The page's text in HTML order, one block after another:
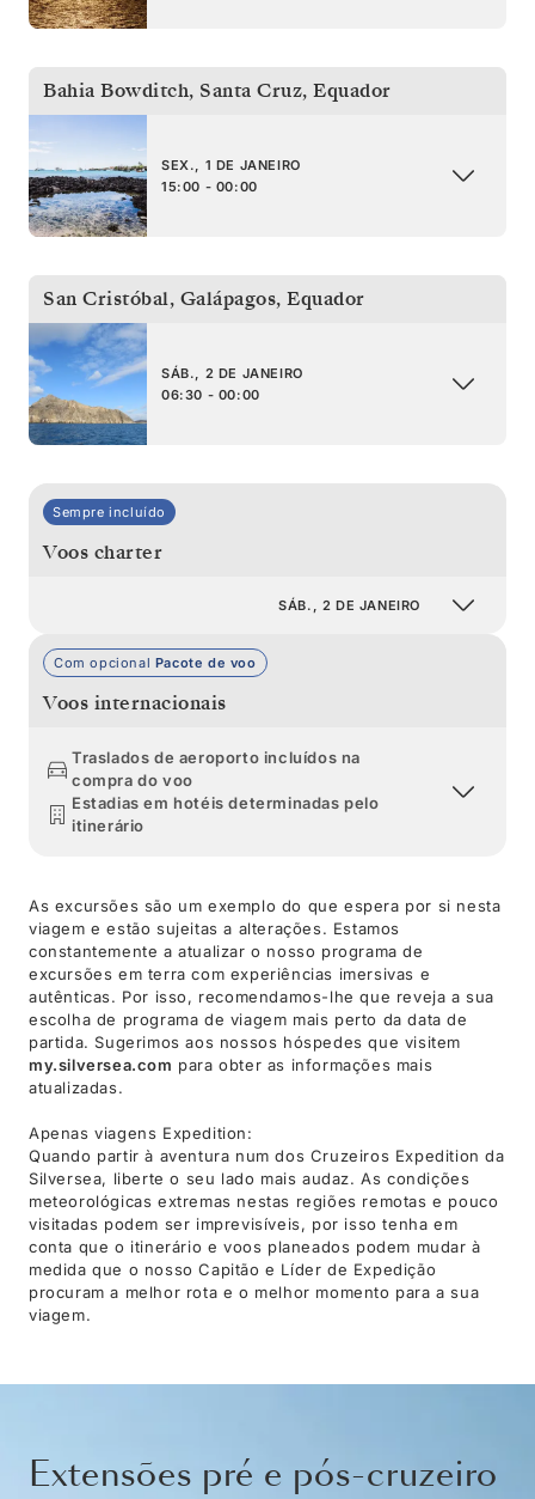
Bahia Bowditch, Santa Cruz, Equador
SEX., 1 DE JANEIRO
15:00 - 00:00
San Cristóbal, Galápagos, Equador
SÁB., 2 DE JANEIRO
06:30 - 00:00
Sempre incluído
Voos charter
SÁB., 2 DE JANEIRO
Com opcional Pacote de voo
Voos internacionais
Traslados de aeroporto incluídos na
compra do voo
Estadias em hotéis determinadas pelo
itinerário
As excursões são um exemplo do que espera por si nesta
viagem e estão sujeitas a alterações. Estamos
constantemente a atualizar o nosso programa de
excursões em terra com experiências imersivas e
autênticas. Por isso, recomendamos-lhe que reveja a sua
escolha de programa de viagem mais perto da data de
partida. Sugerimos aos nossos hóspedes que visitem
my.silversea.com para obter as informações mais
atualizadas.
Apenas viagens Expedition:
Quando partir à aventura num dos Cruzeiros Expedition da
Silversea, liberte o seu lado mais audaz. As condições
meteorológicas extremas nestas regiões remotas e pouco
visitadas podem ser imprevisíveis, por isso tenha em
conta que o itinerário e voos planeados podem mudar à
medida que o nosso Capitão e Líder de Expedição
procuram a melhor rota e o melhor momento para a sua
viagem.
Extensões pré e pós-cruzeiro